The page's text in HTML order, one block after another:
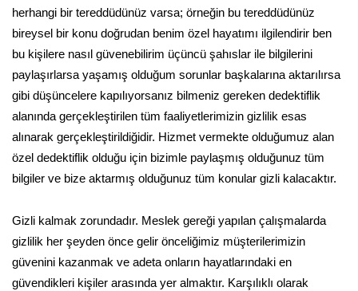
herhangi bir tereddüdünüz varsa; örneğin bu tereddüdünüz
bireysel bir konu doğrudan benim özel hayatımı ilgilendirir ben
bu kişilere nasıl güvenebilirim üçüncü şahıslar ile bilgilerini
paylaşırlarsa yaşamış olduğum sorunlar başkalarına aktarılırsa
gibi düşüncelere kapılıyorsanız bilmeniz gereken dedektiflik
alanında gerçekleştirilen tüm faaliyetlerimizin gizlilik esas
alınarak gerçekleştirildiğidir. Hizmet vermekte olduğumuz alan
özel dedektiflik olduğu için bizimle paylaşmış olduğunuz tüm
bilgiler ve bize aktarmış olduğunuz tüm konular gizli kalacaktır.
Gizli kalmak zorundadır. Meslek gereği yapılan çalışmalarda
gizlilik her şeyden önce gelir önceliğimiz müşterilerimizin
güvenini kazanmak ve adeta onların hayatlarındaki en
güvendikleri kişiler arasında yer almaktır. Karşılıklı olarak